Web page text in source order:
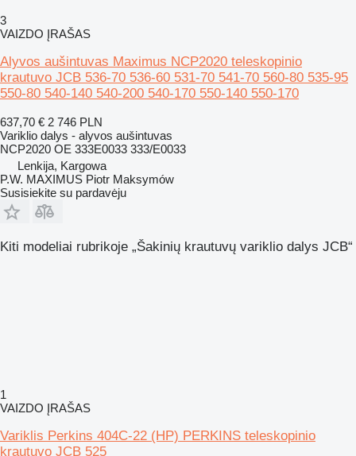
3
VAIZDO ĮRAŠAS
Alyvos aušintuvas Maximus NCP2020 teleskopinio
krautuvo JCB 536-70 536-60 531-70 541-70 560-80 535-95
550-80 540-140 540-200 540-170 550-140 550-170
637,70 € 2 746 PLN
Variklio dalys - alyvos aušintuvas
NCP2020 OE 333E0033 333/E0033
Lenkija, Kargowa
P.W. MAXIMUS Piotr Maksymów
Susisiekite su pardavėju
Kiti modeliai rubrikoje „Šakinių krautuvų variklio dalys JCB“
1
VAIZDO ĮRAŠAS
Variklis Perkins 404C-22 (HP) PERKINS teleskopinio
krautuvo JCB 525